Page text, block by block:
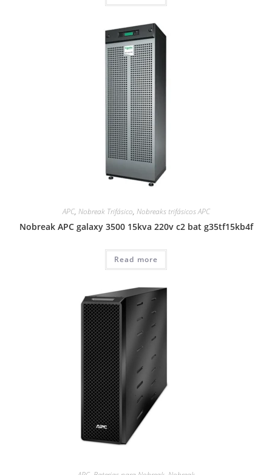
APC, Nobreak Trifásico, Nobreaks trifásicos APC
Nobreak APC galaxy 3500 15kva 220v c2 bat g35tf15kb4f
Read more